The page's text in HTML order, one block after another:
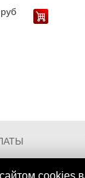
руб
cookies